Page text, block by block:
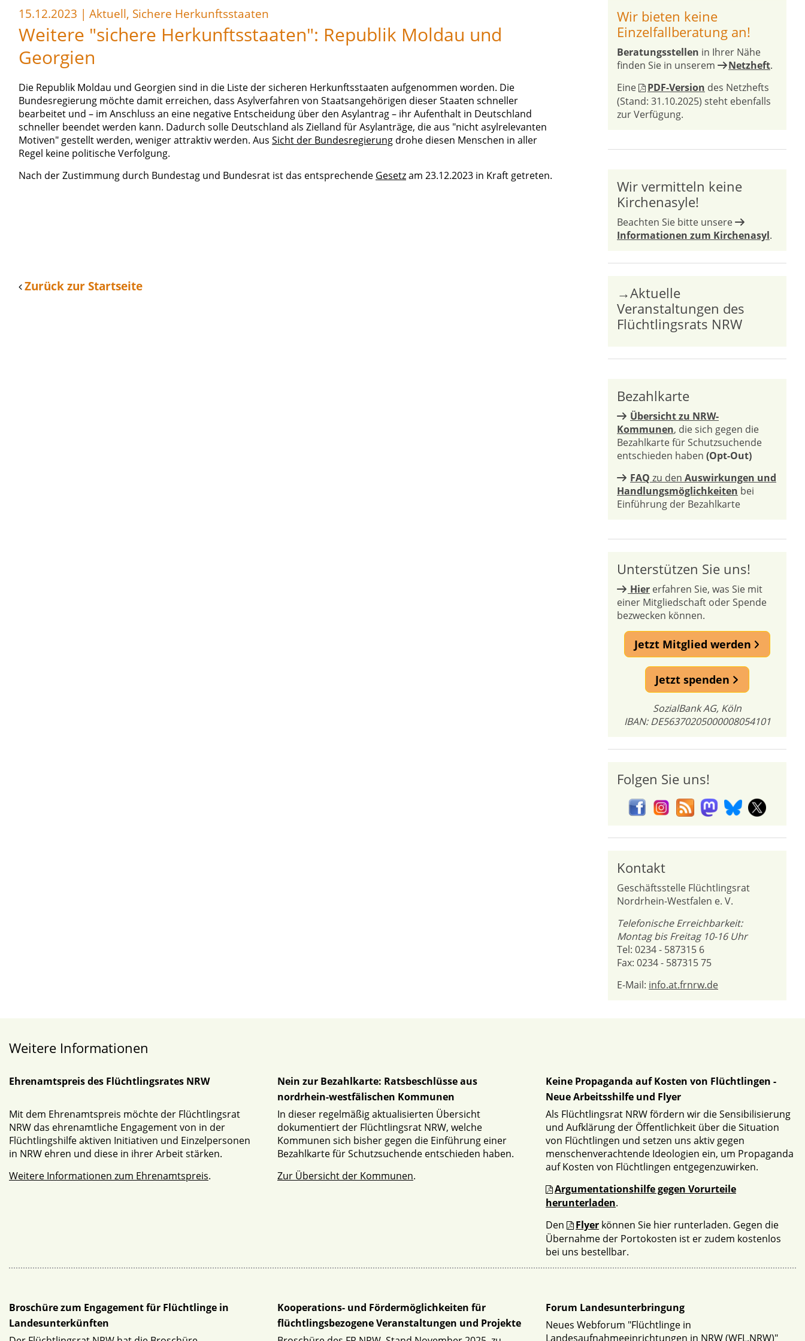
15.12.2023 | Aktuell, Sichere Herkunftsstaaten
Weitere "sichere Herkunftsstaaten": Republik Moldau und
Georgien
Die Republik Moldau und Georgien sind in die Liste der sicheren Herkunftsstaaten aufgenommen worden. Die
Bundesregierung möchte damit erreichen, dass Asylverfahren von Staatsangehörigen dieser Staaten schneller
bearbeitet und – im Anschluss an eine negative Entscheidung über den Asylantrag – ihr Aufenthalt in Deutschland
schneller beendet werden kann. Dadurch solle Deutschland als Zielland für Asylanträge, die aus "nicht asylrelevanten
Motiven" gestellt werden, weniger attraktiv werden. Aus Sicht der Bundesregierung drohe diesen Menschen in aller
Regel keine politische Verfolgung.
Nach der Zustimmung durch Bundestag und Bundesrat ist das entsprechende Gesetzam 23.12.2023 in Kraft getreten.
Zurück zur Startseite
Wir bieten keine
Einzelfallberatung an!
Beratungsstellen in Ihrer Nähe
finden Sie in unserem
Netzheft.
Eine
PDF-Version des Netzhefts
(Stand: 31.10.2025) steht ebenfalls
zur Verfügung.
Wir vermitteln keine
Kirchenasyle!
Beachten Sie bitte unsere
Informationen zum Kirchenasyl.
→Aktuelle
Veranstaltungen des
Flüchtlingsrats NRW
Bezahlkarte
Übersicht zu NRW-
Kommunen, die sich gegen die
Bezahlkarte für Schutzsuchende
entschieden haben (Opt-Out)
FAQ zu den Auswirkungen und
Handlungsmöglichkeiten bei
Einführung der Bezahlkarte
Unterstützen Sie uns!
Hier erfahren Sie, was Sie mit
einer Mitgliedschaft oder Spende
bezwecken können.
Jetzt Mitglied werden
Jetzt spenden
SozialBank AG, Köln
IBAN: DE56370205000008054101
Folgen Sie uns!
Kontakt
Geschäftsstelle Flüchtlingsrat
Nordrhein-Westfalen e. V.
Telefonische Erreichbarkeit:
Montag bis Freitag 10-16 Uhr
Tel: 0234 - 587315 6
Fax: 0234 - 587315 75
E-Mail: info.at.frnrw.de
Weitere Informationen
Ehrenamtspreis des Flüchtlingsrates NRW
Mit dem Ehrenamtspreis möchte der Flüchtlingsrat
NRW das ehrenamtliche Engagement von in der
Flüchtlingshilfe aktiven Initiativen und Einzelpersonen
in NRW ehren und diese in ihrer Arbeit stärken.
Weitere Informationen zum Ehrenamtspreis.
Nein zur Bezahlkarte: Ratsbeschlüsse aus
nordrhein-westfälischen Kommunen
In dieser regelmäßig aktualisierten Übersicht
dokumentiert der Flüchtlingsrat NRW, welche
Kommunen sich bisher gegen die Einführung einer
Bezahlkarte für Schutzsuchende entschieden haben.
Zur Übersicht der Kommunen.
Keine Propaganda auf Kosten von Flüchtlingen -
Neue Arbeitsshilfe und Flyer
Als Flüchtlingsrat NRW fördern wir die Sensibilisierung
und Aufklärung der Öffentlichkeit über die Situation
von Flüchtlingen und setzen uns aktiv gegen
menschenverachtende Ideologien ein, um Propaganda
auf Kosten von Flüchtlingen entgegenzuwirken.
Argumentationshilfe gegen Vorurteile
herunterladen.
Den
Flyer können Sie hier runterladen. Gegen die
Übernahme der Portokosten ist er zudem kostenlos
bei uns bestellbar.
Broschüre zum Engagement für Flüchtlinge in
Landesunterkünften
Kooperations- und Fördermöglichkeiten für
flüchtlingsbezogene Veranstaltungen und Projekte
Forum Landesunterbringung
Neues Webforum "Flüchtlinge in
Landesaufnahmeeinrichtungen in NRW (WFL.NRW)"